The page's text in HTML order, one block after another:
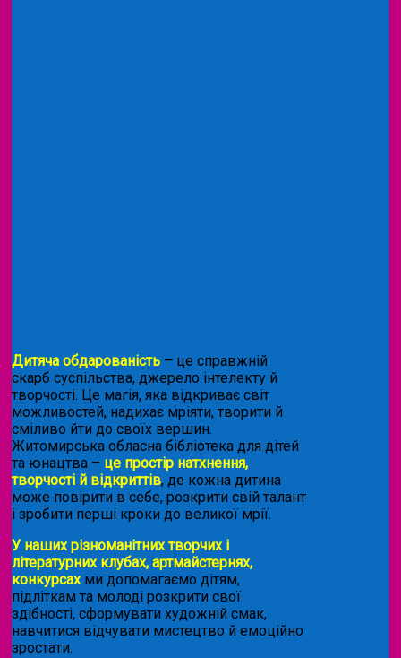
Дитяча обдарованість – це справжній
скарб суспільства, джерело інтелекту й
творчості. Це магія, яка відкриває світ
можливостей, надихає мріяти, творити й
сміливо йти до своїх вершин.
Житомирська обласна бібліотека для дітей
та юнацтва – це простір натхнення,
творчості й відкриттів, де кожна дитина
може повірити в себе, розкрити свій талант
і зробити перші кроки до великої мрії.
У наших різноманітних творчих і
літературних клубах, артмайстернях,
конкурсахми допомагаємо дітям,
підліткам та молоді розкрити свої
здібності, сформувати художній смак,
навчитися відчувати мистецтво й емоційно
зростати.